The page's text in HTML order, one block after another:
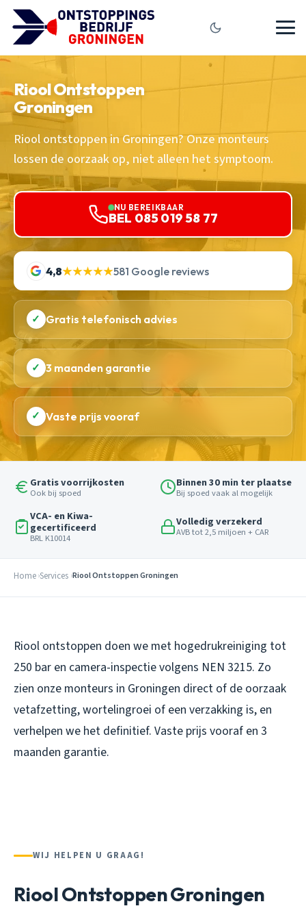
Riool Ontstoppen
Groningen
Riool ontstoppen in Groningen? Onze monteurs
lossen de oorzaak op, niet alleen het symptoom.
NU BEREIKBAAR
BEL 085 019 58 77
4,8★★★★★581 Google reviews
✓ Gratis telefonisch advies
✓ 3 maanden garantie
✓ Vaste prijs vooraf
Gratis voorrijkosten
Ook bij spoed
Binnen 30 min ter plaatse
Bij spoed vaak al mogelijk
VCA- en Kiwa-
gecertificeerd
BRL K10014
Volledig verzekerd
AVB tot 2,5 miljoen + CAR
Home Services Riool Ontstoppen Groningen
Riool ontstoppen doen we met hogedrukreiniging tot
250 bar en camera-inspectie volgens NEN 3215. Zo
zien onze monteurs in Groningen direct of de oorzaak
vetafzetting, wortelingroei of een verzakking is, en
verhelpen we het definitief. Vaste prijs vooraf en 3
maanden garantie.
WIJ HELPEN U GRAAG!
Riool Ontstoppen Groningen